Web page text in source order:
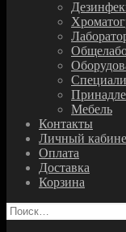
Мебель
Контакты
Личный
Оплата
Доставка
Корзина
Найти: